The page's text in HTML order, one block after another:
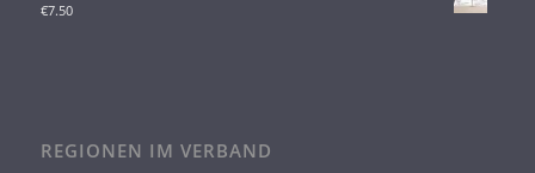
€7.50
REGIONEN IM VERBAND